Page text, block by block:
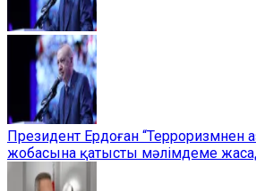
Президент Ердоған “Терроризмнен
жобасына қатысты мәлімдеме